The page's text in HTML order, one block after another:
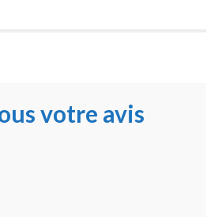
votre avis